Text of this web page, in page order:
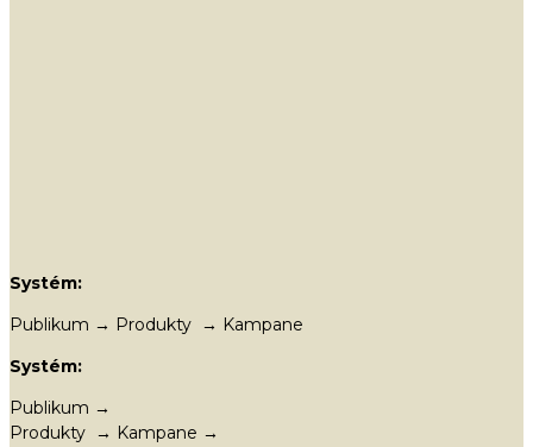
Systém:
Publikum → Produkty → Kampane
Systém:
Publikum →
Produkty → Kampane →